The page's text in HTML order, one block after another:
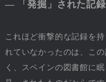
― 「発掘」された記
これほど衝撃的な記録を
れていなかったのは、こ
く、スペインの図書館に